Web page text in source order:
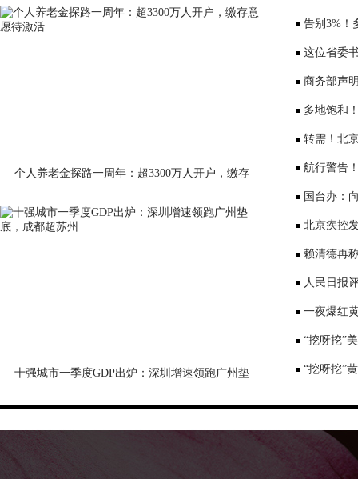
个人养老金探路一周年：超3300万人开户，缴存
十强城市一季度GDP出炉：深圳增速领跑广州垫
告别3%！
将少3000元
这位省委
部、10位女
商务部声
大会”
多地饱和
序竞争仍是
转需！北
公布
航行警告
国台办：
表达深切哀
北京疾控
景要戴口罩
赖清德再
国台办回应
人民日报
一夜爆红
师：或涉嫌
“挖呀挖”
“挖呀挖”